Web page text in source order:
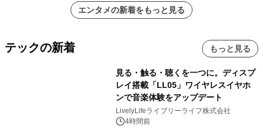
エンタメの新着をもっと見る
テックの新着 もっと見る
見る・触る・聴くを一つに。ディスプ
レイ搭載「LL05」ワイヤレスイヤホ
ンで音楽体験をアップデート
LivelyLifeライブリーライフ株式会社
4時間前